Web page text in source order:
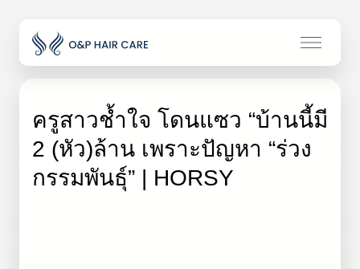
ครูสาวช้ำใจ โดนแซว “บ้านนี้มี
2 (หัว)ล้าน เพราะปัญหา “ร่วง
กรรมพันธุ์” | HORSY